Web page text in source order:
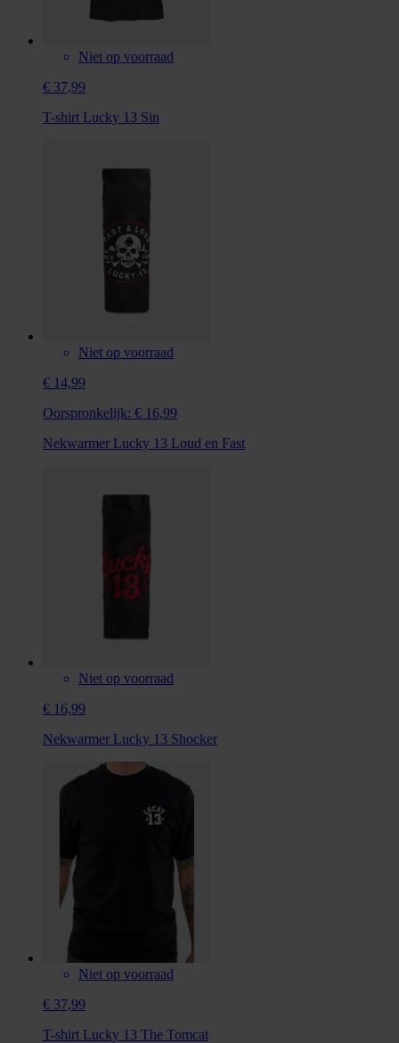
Niet op voorraad
€ 37,99
T-shirt Lucky 13 Sin
Niet op voorraad
€ 14,99
Oorspronkelijk: € 16,99
Nekwarmer Lucky 13 Loud en Fast
Niet op voorraad
€ 16,99
Nekwarmer Lucky 13 Shocker
Niet op voorraad
€ 37,99
T-shirt Lucky 13 The Tomcat